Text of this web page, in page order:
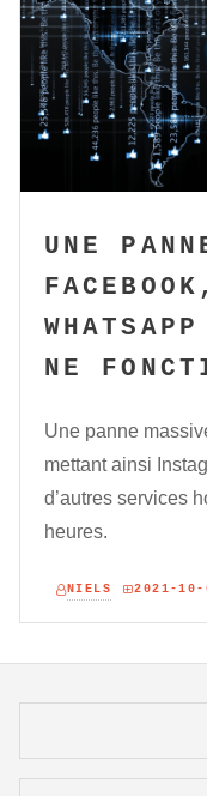
UNE
NE
Une panne
mettant ainsi
d’autres services
heures.
NIELS 2021-